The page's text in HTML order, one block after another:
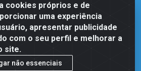
cookies próprios e de
uma experiência
apresentar publicidade
com o seu perfil e melhorar a
site.
não essenciais
Interventor Mário Câmara, 1815 - Dix-
RN - CEP 59054-600 - CNPJ
0001-51